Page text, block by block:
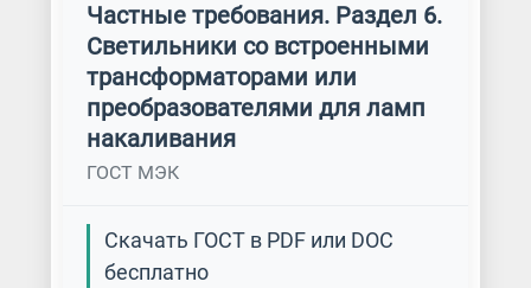
Частные требования. Раздел 6.
Светильники со встроенными
трансформаторами или
преобразователями для ламп
накаливания
ГОСТ МЭК
Скачать ГОСТ в PDF или DOC
бесплатно